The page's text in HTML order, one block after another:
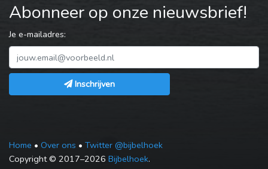
Abonneer op onze nieuwsbrief!
Je e-mailadres:
Inschrijven
Home • Over ons • Twitter @bijbelhoek
Copyright © 2017–2026 Bijbelhoek.